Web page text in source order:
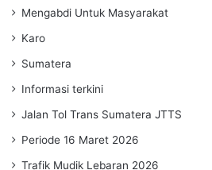
Mengabdi Untuk Masyarakat
Karo
Sumatera
Informasi terkini
Jalan Tol Trans Sumatera JTTS
Periode 16 Maret 2026
Trafik Mudik Lebaran 2026